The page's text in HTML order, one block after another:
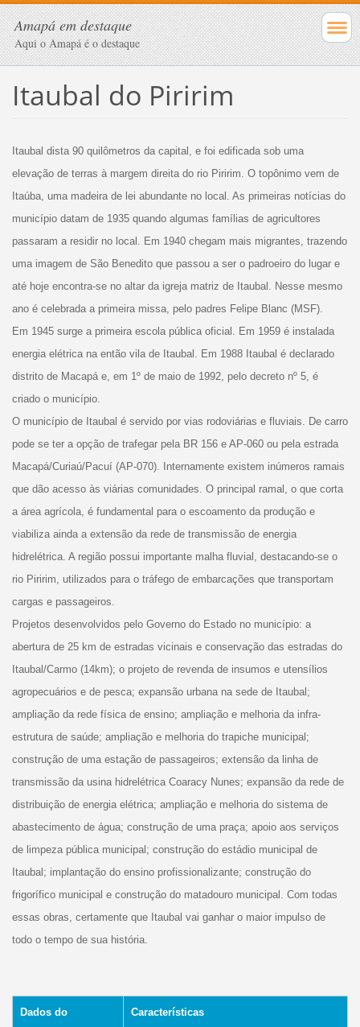
Amapá em destaque
Aqui o Amapá é o destaque
Itaubal do Piririm
Itaubal dista 90 quilômetros da capital, e foi edificada sob uma
elevação de terras à margem direita do rio Piririm. O topônimo vem de
Itaúba, uma madeira de lei abundante no local. As primeiras notícias do
município datam de 1935 quando algumas famílias de agricultores
passaram a residir no local. Em 1940 chegam mais migrantes, trazendo
uma imagem de São Benedito que passou a ser o padroeiro do lugar e
até hoje encontra-se no altar da igreja matriz de Itaubal. Nesse mesmo
ano é celebrada a primeira missa, pelo padres Felipe Blanc (MSF).
Em 1945 surge a primeira escola pública oficial. Em 1959 é instalada
energia elétrica na então vila de Itaubal. Em 1988 Itaubal é declarado
distrito de Macapá e, em 1º de maio de 1992, pelo decreto nº 5, é
criado o município.
O município de Itaubal é servido por vias rodoviárias e fluviais. De carro
pode se ter a opção de trafegar pela BR 156 e AP-060 ou pela estrada
Macapá/Curiaú/Pacuí (AP-070). Internamente existem inúmeros ramais
que dão acesso às viárias comunidades. O principal ramal, o que corta
a área agrícola, é fundamental para o escoamento da produção e
viabiliza ainda a extensão da rede de transmissão de energia
hidrelétrica. A região possui importante malha fluvial, destacando-se o
rio Piririm, utilizados para o tráfego de embarcações que transportam
cargas e passageiros.
Projetos desenvolvidos pelo Governo do Estado no município: a
abertura de 25 km de estradas vicinais e conservação das estradas do
Itaubal/Carmo (14km); o projeto de revenda de insumos e utensílios
agropecuários e de pesca; expansão urbana na sede de Itaubal;
ampliação da rede física de ensino; ampliação e melhoria da infra-
estrutura de saúde; ampliação e melhoria do trapiche municipal;
construção de uma estação de passageiros; extensão da linha de
transmissão da usina hidrelétrica Coaracy Nunes; expansão da rede de
distribuição de energia elétrica; ampliação e melhoria do sistema de
abastecimento de água; construção de uma praça; apoio aos serviços
de limpeza pública municipal; construção do estádio municipal de
Itaubal; implantação do ensino profissionalizante; construção do
frigorífico municipal e construção do matadouro municipal. Com todas
essas obras, certamente que Itaubal vai ganhar o maior impulso de
todo o tempo de sua história.
Dados do
Características